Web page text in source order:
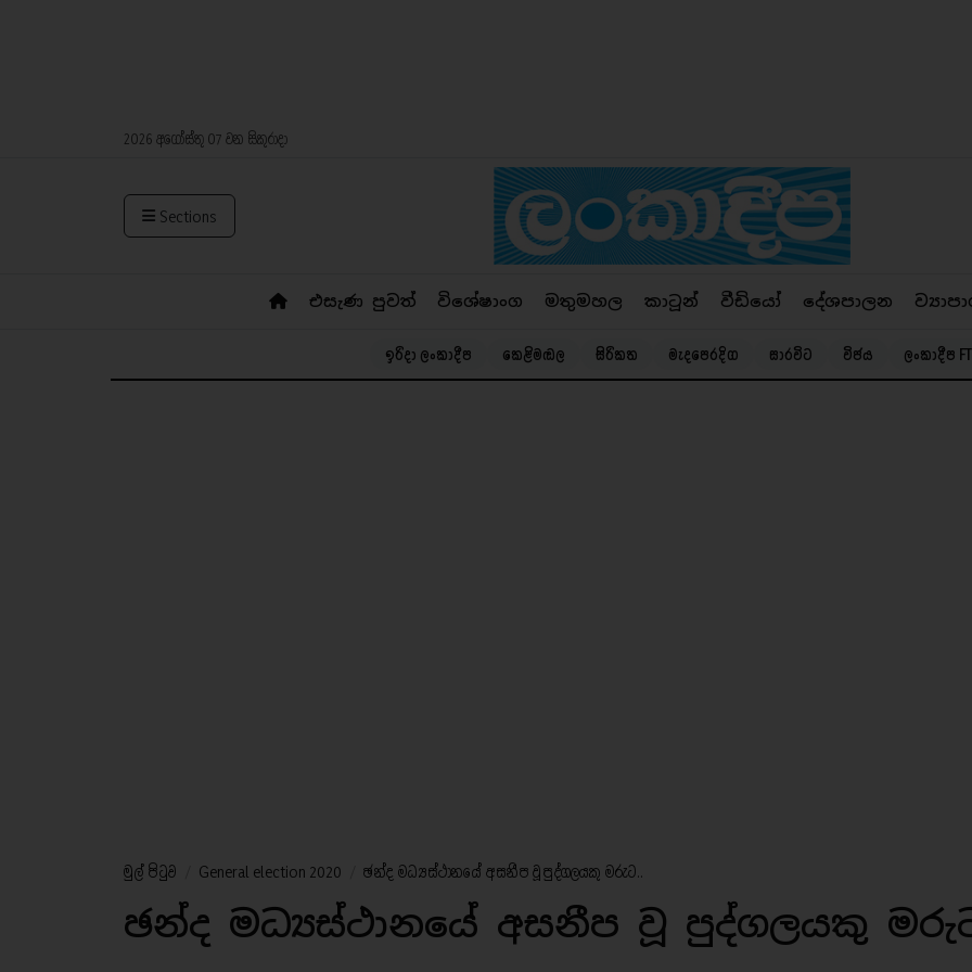
2026 අගෝස්තු 07 වන සිකුරාදා
Sections
එසැණ පුවත් විශේෂාංග මතුමහල කාටූන් වීඩියෝ දේශපාලන
ඉරිදා ලංකාදීප කෙළිමඬල සිරිකත මැදපෙරදිග සාරවිට විජය ලංකාදීප FT
මුල් පිටුව General election 2020 ඡන්ද මධ්‍යස්ථානයේ අසනීප වූ පුද්ගලයකු මරුට..
ඡන්ද මධ්‍යස්ථානයේ අසනීප වූ පුද්ගලයකු